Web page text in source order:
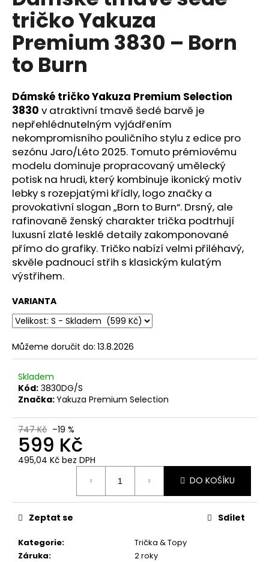
0,0
z
5
hvězdiček.
tričko Yakuza
Premium 3830 – Born
to Burn
Dámské tričko Yakuza Premium Selection
3830 v atraktivní tmavě šedé barvě je
nepřehlédnutelným vyjádřením
nekompromisního pouličního stylu z edice pro
sezónu Jaro/Léto 2025. Tomuto prémiovému
modelu dominuje propracovaný umělecký
potisk na hrudi, který kombinuje ikonický motiv
lebky s rozepjatými křídly, logo značky a
provokativní slogan „Born to Burn“. Drsný, ale
rafinovaně ženský charakter trička podtrhují
luxusní zlaté lesklé detaily zakomponované
přímo do grafiky. Tričko nabízí velmi přiléhavý,
skvěle padnoucí střih s klasickým kulatým
výstřihem.
VARIANTA
Můžeme doručit do: 13.8.2026
Skladem
Kód: 3830DG/S
Značka:Yakuza Premium Selection
747 Kč –19 %
599 Kč
495,04 Kč bez DPH
DO KOŠÍKU
Kategorie:
Trička & Topy
Záruka:
2 roky
Zeptat se Sdílet
a
j
í
t
?
HLEDAT
D
o
p
o
r
u
č
u
j
e
m
PÁNSKÉ
ŽLUTÉ
TRIČKO
YAKUZA
YPS
4003
TROUBLE
ENTERTAINMENT